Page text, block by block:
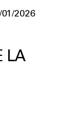
01/2026
LA